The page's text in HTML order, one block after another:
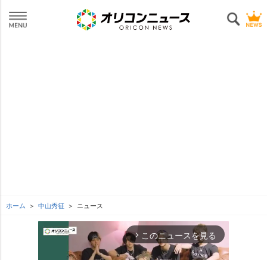
ホーム 中山秀征 ニュース
arrow_forward_ios このニュースを見る